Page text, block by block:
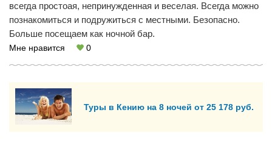
всегда простоая, непринужденная и веселая. Всегда можно
познакомиться и подружиться с местными. Безопасно.
Больше посещаем как ночной бар.
Мне нравится 0
Туры в Кению на 8 ночей от 25 178 руб.